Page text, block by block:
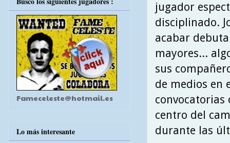
jugador
disciplinado.
acabar
mayores...
sus
de medios en
centro del
durante las
Fameceleste@hotmail.es
Lo más interesante